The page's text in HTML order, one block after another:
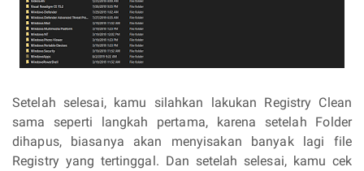
Setelah selesai, kamu silahkan lakukan Registry Clean
sama seperti langkah pertama, karena setelah Folder
dihapus, biasanya akan menyisakan banyak lagi file
Registry yang tertinggal. Dan setelah selesai, kamu cek